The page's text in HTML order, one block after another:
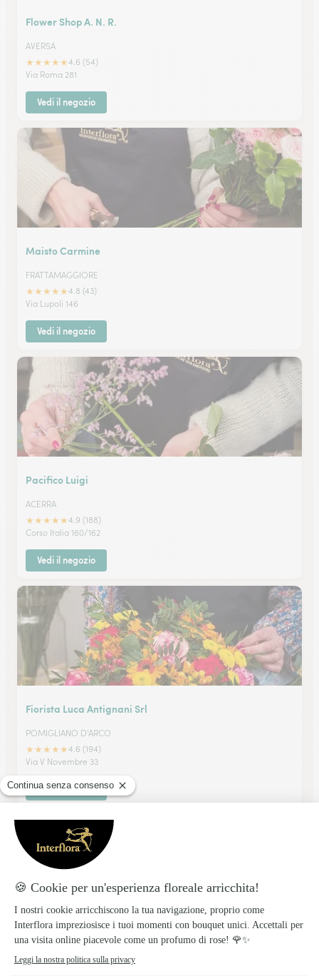
Flower Shop A. N. R.
AVERSA
★★★★★4.6 (54)
Via Roma 281
Vedi il negozio
Maisto Carmine
FRATTAMAGGIORE
★★★★★4.8 (43)
Via Lupoli 146
Vedi il negozio
Pacifico Luigi
ACERRA
★★★★★4.9 (188)
Corso Italia 160/162
Vedi il negozio
Fiorista Luca Antignani Srl
POMIGLIANO D'ARCO
★★★★★4.6 (194)
Via V Novembre 33
Vedi il negozio
Flora Napoli Garden Srl
CASORIA